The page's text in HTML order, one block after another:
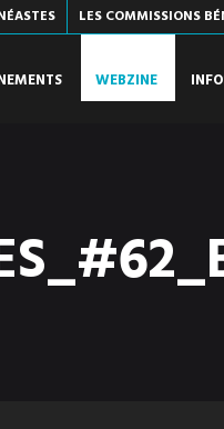
LES COMMISSIONS
WEBZINE